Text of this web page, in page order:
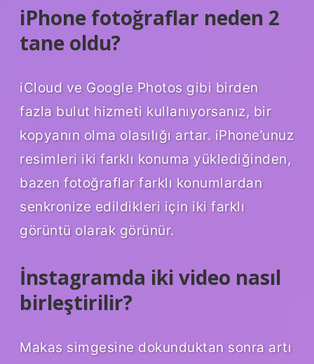
iPhone fotoğraflar neden 2
tane oldu?
iCloud ve Google Photos gibi birden
fazla bulut hizmeti kullanıyorsanız, bir
kopyanın olma olasılığı artar. iPhone’unuz
resimleri iki farklı konuma yüklediğinden,
bazen fotoğraflar farklı konumlardan
senkronize edildikleri için iki farklı
görüntü olarak görünür.
İnstagramda iki video nasıl
birleştirilir?
Makas simgesine dokunduktan sonra artı